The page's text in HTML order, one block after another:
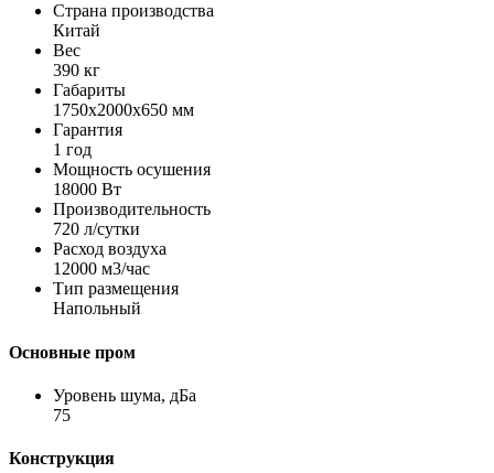
Страна производства
Китай
Вес
390 кг
Габариты
1750x2000x650 мм
Гарантия
1 год
Мощность осушения
18000 Вт
Производительность
720 л/сутки
Расход воздуха
12000 м3/час
Тип размещения
Напольный
Основные пром
Уровень шума, дБа
75
Конструкция